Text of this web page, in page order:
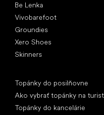
Be Lenka
Vivobarefoot
Groundies
Xero Shoes
Skinners
Topánky do posilňovne
Ako vybrať topánky na
Topánky do kancelárie